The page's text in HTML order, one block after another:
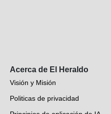
Acerca de El Heraldo
Visión y Misión
Politicas de privacidad